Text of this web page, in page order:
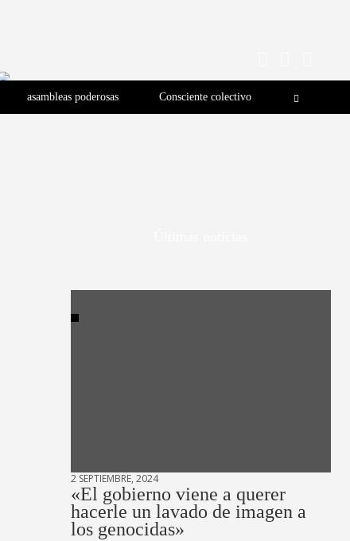
asambleas poderosas Consciente colectivo
2 SEPTIEMBRE, 2024
«El gobierno viene a querer
hacerle un lavado de imagen a
los genocidas»